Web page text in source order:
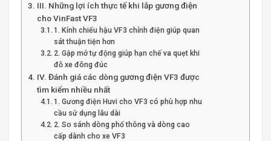
III. Những lợi ích thực tế khi lắp gương điện
cho VinFast VF3
1. Kính chiếu hậu VF3 chỉnh điện giúp quan
sát thuận tiện hơn
2. Gập mở tự động giúp hạn chế va quẹt khi
đỗ xe đông đúc
IV. Đánh giá các dòng gương điện VF3 được
tìm kiếm nhiều nhất
1. Gương điện Huvi cho VF3 có phù hợp nhu
cầu sử dụng lâu dài
2. So sánh dòng phổ thông và dòng cao
cấp dành cho xe VF3